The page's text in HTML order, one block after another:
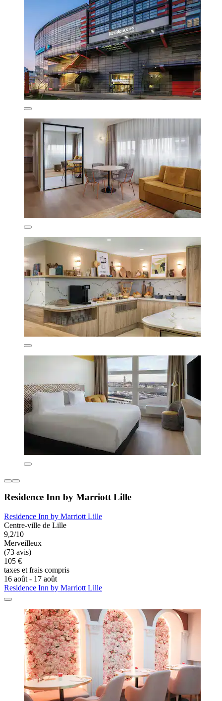
Residence Inn by Marriott Lille
Residence Inn by Marriott Lille
Centre-ville de Lille
9,2/10
Merveilleux
(73 avis)
105 €
taxes et frais compris
16 août - 17 août
Residence Inn by Marriott Lille